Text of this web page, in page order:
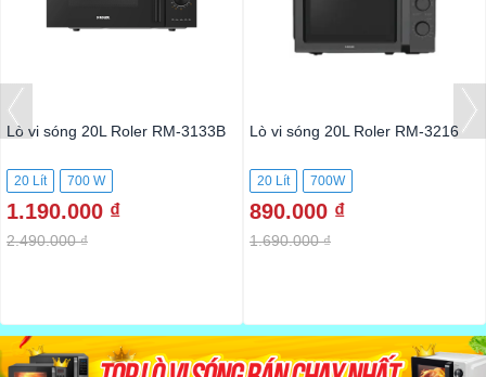
Lò vi sóng 20L Roler RM-3133B
20 Lít 700 W
1.190.000 ₫
2.490.000 ₫
Lò vi sóng 20L Roler RM-3216
20 Lít 700W
890.000 ₫
1.690.000 ₫